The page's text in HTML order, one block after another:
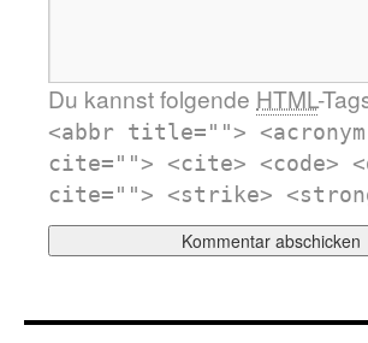
Du kannst folgende HTML-
<abbr title="">
cite=""> <cite> <code>
cite=""> <strike>